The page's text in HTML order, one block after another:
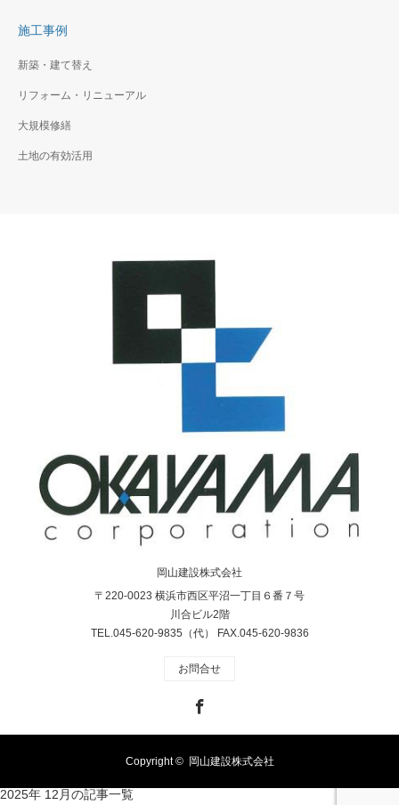
施工事例
新築・建て替え
リフォーム・リニューアル
大規模修繕
土地の有効活用
岡山建設株式会社
〒220-0023 横浜市西区平沼一丁目６番７号
川合ビル2階
TEL.045-620-9835（代） FAX.045-620-9836
お問合せ
Copyright © 岡山建設株式会社
2025年 12月の記事一覧